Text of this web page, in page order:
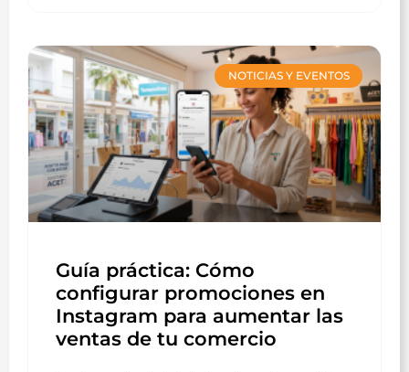
NOTICIAS Y EVENTOS
Guía práctica: Cómo
configurar promociones en
Instagram para aumentar las
ventas de tu comercio